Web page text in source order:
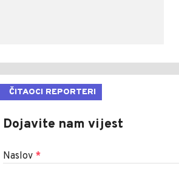
ČITAOCI REPORTERI
Dojavite nam vijest
Naslov *